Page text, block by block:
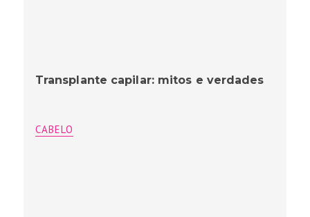
Transplante capilar: mitos e verdades
CABELO